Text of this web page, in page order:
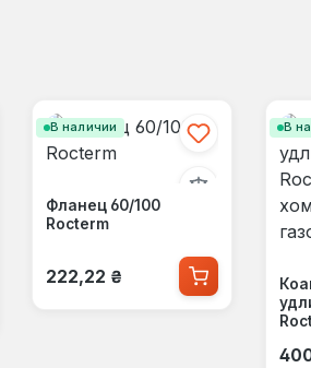
В наличии
Фланец 60/100
Rocterm
Обычная цена:
222,22 ₴
В